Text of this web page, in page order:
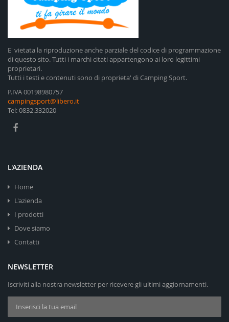
E' vietata la riproduzione anche parziale del codice di programmazione
di questo sito. Tutti i marchi citati appartengono ai loro legittimi
proprietari.
Tutti i testi e contenuti sono di proprieta' di Camping Sport.
P.IVA 00198980757
campingsport@libero.it
Tel: 0832.332020
L'AZIENDA
Home
L'azienda
I prodotti
Dove siamo
Contatti
NEWSLETTER
Iscriviti alla nostra newsletter per ricevere gli ultimi aggiornamenti.
Iscriviti alla nostra Newsletter: